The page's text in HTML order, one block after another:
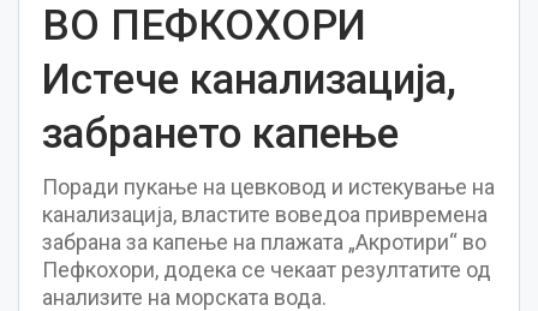
ВО ПЕФКОХОРИ
Истече канализација,
забрането капење
Поради пукање на цевковод и истекување на
канализација, властите воведоа привремена
забрана за капење на плажата „Акротири“ во
Пефкохори, додека се чекаат резултатите од
анализите на морската вода.